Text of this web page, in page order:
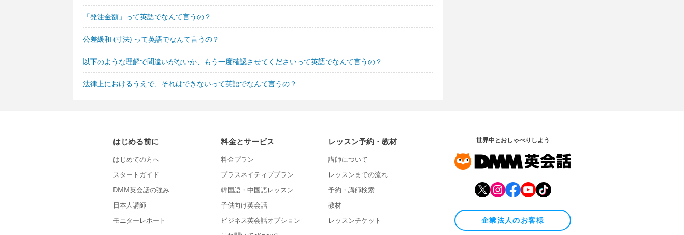
「発注金額」って英語でなんて言うの？
公差緩和 (寸法) って英語でなんて言うの？
以下のような理解で間違いがないか、もう一度確認させてくださいって英語でなんて言うの？
法律上におけるうえで、それはできないって英語でなんて言うの？
はじめる前に
はじめての方へ
スタートガイド
DMM英会話の強み
日本人講師
モニターレポート
料金とサービス
料金プラン
プラスネイティブプラン
韓国語・中国語レッスン
子供向け英会話
ビジネス英会話オプション
レッスン予約・教材
講師について
レッスンまでの流れ
予約・講師検索
教材
レッスンチケット
世界中とおしゃべりしよう
企業法人のお客様